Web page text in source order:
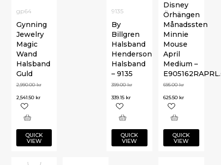
Disney
Örhängen
Månadssten
Minnie
Mouse
April
Medium –
695.00kr
625.50 kr
QUICK
VIEW
gp64
Gynning
Jewelry
Magic
Wand
Halsband
Guld
2,990.00kr
2,541.50 kr
QUICK
VIEW
9135
By
Billgren
Halsband
Henderson
Halsband
– 9135
399.00kr
339.15 kr
QUICK
VIEW